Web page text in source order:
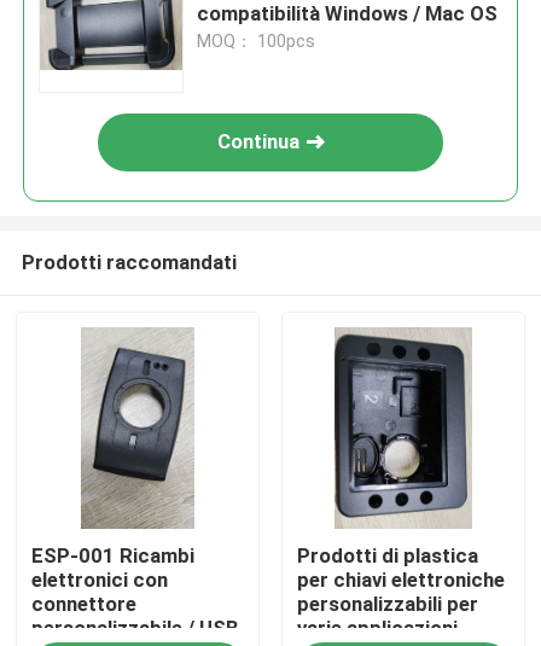
compatibilità Windows / Mac OS
MOQ： 100pcs
Continua
Prodotti raccomandati
ESP-001 Ricambi
elettronici con
connettore
personalizzabile / USB
Prodotti di plastica
per chiavi elettroniche
personalizzabili per
varie applicazioni